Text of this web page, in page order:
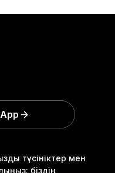
түсініктер мен
біздің